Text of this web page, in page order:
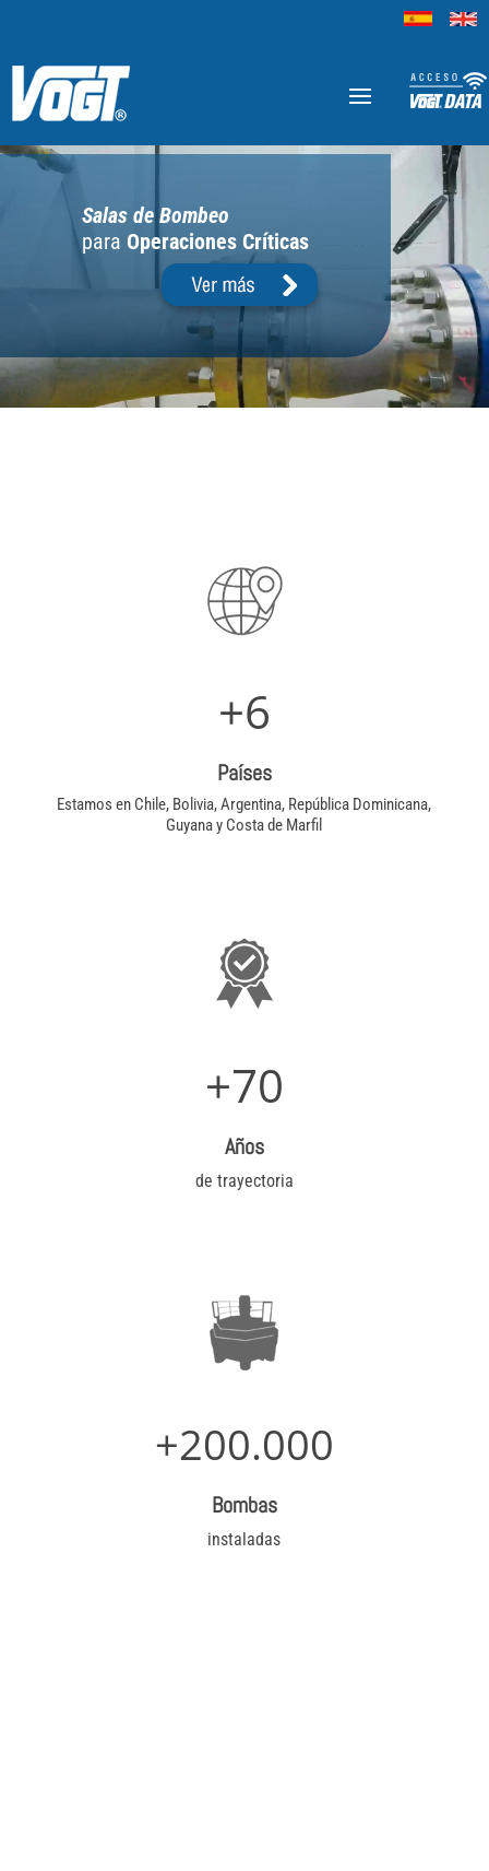
Reproductor
de
vídeo
Salas de Bombeo
para Operaciones Críticas
+6
Países
Estamos en Chile, Bolivia, Argentina, República Dominicana,
Guyana y Costa de Marfil
+70
Años
de trayectoria
+200.000
Bombas
instaladas